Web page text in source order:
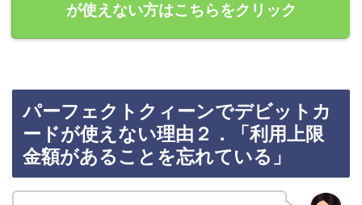
が使えない方はこちらをクリック
パーフェクトクィーンでデビットカ
ードが使えない理由２．「利用上限
金額があることを忘れている」